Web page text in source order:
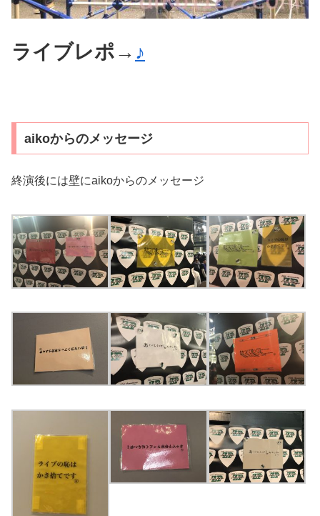
ライブレポ→ ♪
aikoからのメッセージ
終演後には壁にaikoからのメッセージ